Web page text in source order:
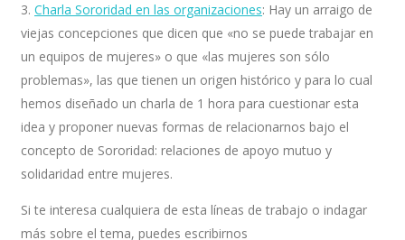
3. Charla Sororidad en las organizaciones: Hay un arraigo de
viejas concepciones que dicen que «no se puede trabajar en
un equipos de mujeres» o que «las mujeres son sólo
problemas», las que tienen un origen histórico y para lo cual
hemos diseñado un charla de 1 hora para cuestionar esta
idea y proponer nuevas formas de relacionarnos bajo el
concepto de Sororidad: relaciones de apoyo mutuo y
solidaridad entre mujeres.
Si te interesa cualquiera de esta líneas de trabajo o indagar
más sobre el tema, puedes escribirnos